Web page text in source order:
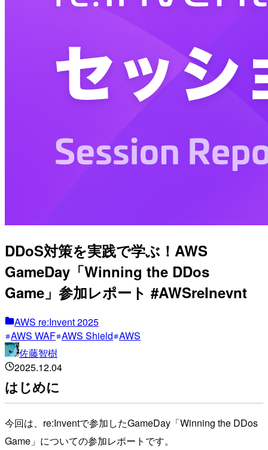
DDoS対策を実践で学ぶ！AWS
GameDay「Winning the DDos
Game」参加レポート #AWSreInevnt
AWS re:Invent 2025
AWS WAF AWS Shield AWS
佐藤智樹
2025.12.04
はじめに
今回は、re:Inventで参加したGameDay「Winning the DDos
Game」についての参加レポートです。